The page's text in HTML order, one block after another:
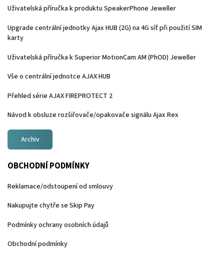
Uživatelská příručka k produktu SpeakerPhone Jeweller
Upgrade centrální jednotky Ajax HUB (2G) na 4G síť při použití SIM
karty
Uživatelská příručka k Superior MotionCam AM (PhOD) Jeweller
Vše o centrální jednotce AJAX HUB
Přehled série AJAX FIREPROTECT 2
Návod k obsluze rozšiřovače/opakovače signálu Ajax Rex
Archiv
OBCHODNÍ PODMÍNKY
Reklamace/odstoupení od smlouvy
Nakupujte chytře se Skip Pay
Podmínky ochrany osobních údajů
Obchodní podmínky